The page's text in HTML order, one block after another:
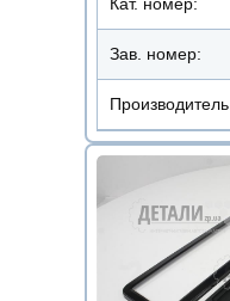
Зав. номер:
Производитель